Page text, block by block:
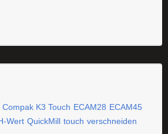
Compak K3 Touch ECAM28 ECAM45
Wert QuickMill touch verschneiden